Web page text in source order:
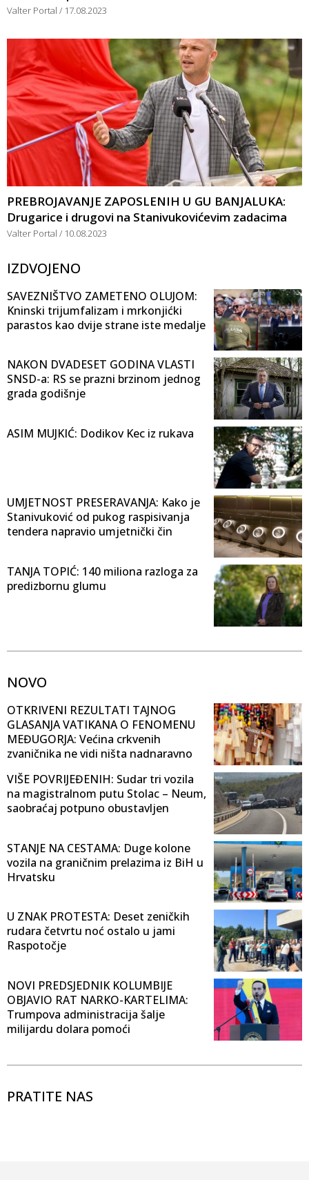
Valter Portal 17.08.2023
PREBROJAVANJE ZAPOSLENIH U GU BANJALUKA:
Drugarice i drugovi na Stanivukovićevim zadacima
Valter Portal 10.08.2023
IZDVOJENO
SAVEZNIŠTVO ZAMETENO OLUJOM:
Kninski trijumfalizam i mrkonjićki
parastos kao dvije strane iste medalje
NAKON DVADESET GODINA VLASTI
SNSD-a: RS se prazni brzinom jednog
grada godišnje
ASIM MUJKIĆ: Dodikov Kec iz rukava
UMJETNOST PRESERAVANJA: Kako je
Stanivuković od pukog raspisivanja
tendera napravio umjetnički čin
TANJA TOPIĆ: 140 miliona razloga za
predizbornu glumu
NOVO
OTKRIVENI REZULTATI TAJNOG
GLASANJA VATIKANA O FENOMENU
MEĐUGORJA: Većina crkvenih
zvaničnika ne vidi ništa nadnaravno
VIŠE POVRIJEĐENIH: Sudar tri vozila
na magistralnom putu Stolac – Neum,
saobraćaj potpuno obustavljen
STANJE NA CESTAMA: Duge kolone
vozila na graničnim prelazima iz BiH u
Hrvatsku
U ZNAK PROTESTA: Deset zeničkih
rudara četvrtu noć ostalo u jami
Raspotočje
NOVI PREDSJEDNIK KOLUMBIJE
OBJAVIO RAT NARKO-KARTELIMA:
Trumpova administracija šalje
milijardu dolara pomoći
PRATITE NAS